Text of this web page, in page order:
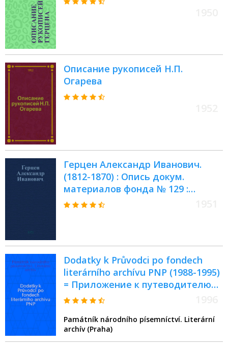
Описание рукописей Н.П.
Огарева
Герцен Александр Иванович.
(1812-1870) : Опись докум.
материалов фонда № 129 :
Крайние даты докум.
Dodatky k Průvodci po fondech
literárního archívu PNP (1988-1995)
= Приложение к путеводителю
по фондам литературного
Památník národního písemníctví. Literární
archív (Praha)